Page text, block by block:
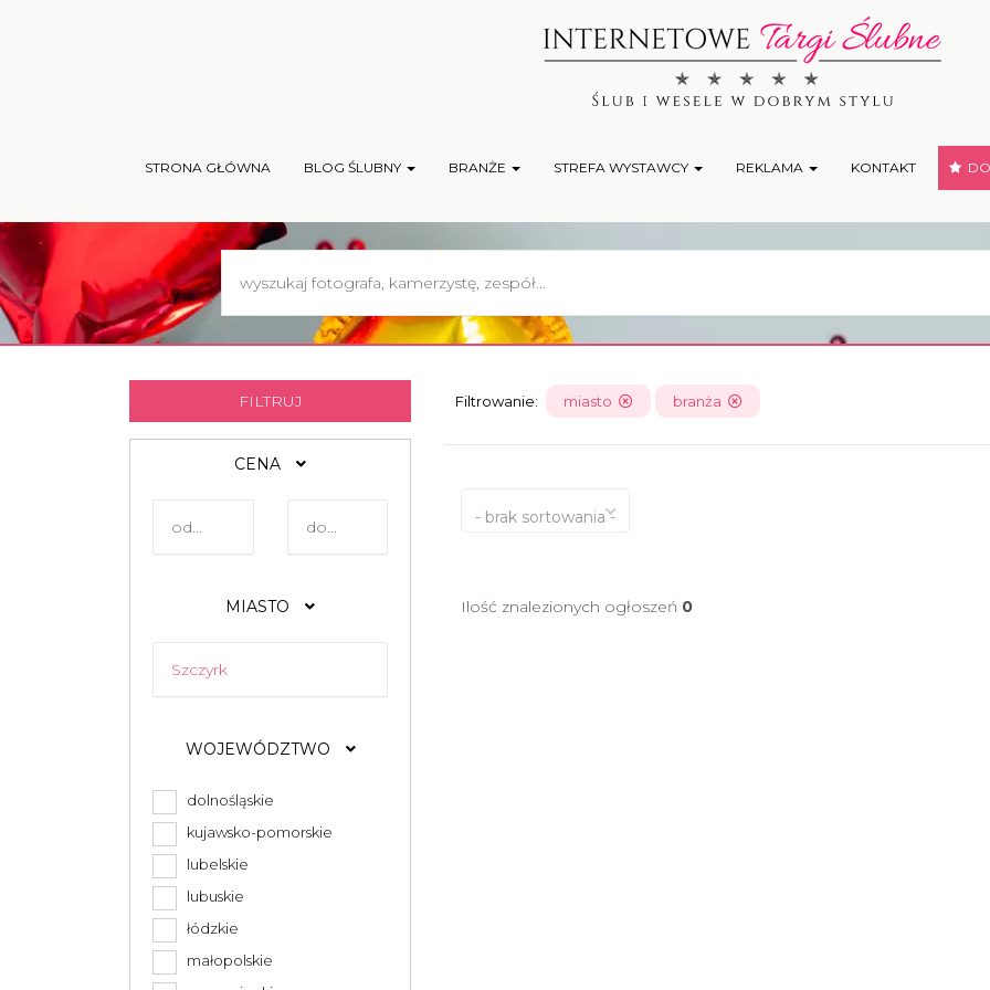
STRONA GŁÓWNA BLOG ŚLUBNY BRANŻE STREFA WYSTAWCY REKLAMA KONTAKT
FILTRUJ
CENA
MIASTO
WOJEWÓDZTWO
dolnośląskie
kujawsko-pomorskie
lubelskie
lubuskie
łódzkie
małopolskie
Filtrowanie: miasto branża
- brak sortowania -
Ilość znalezionych ogłoszeń 0